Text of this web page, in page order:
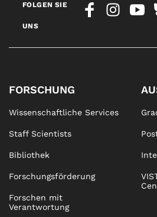
FOLGEN SIE
UNS
FORSCHUNG
Wissenschaftliche Services
Staff Scientists
Bibliothek
Forschungsförderung
Forschen mit
Verantwortung